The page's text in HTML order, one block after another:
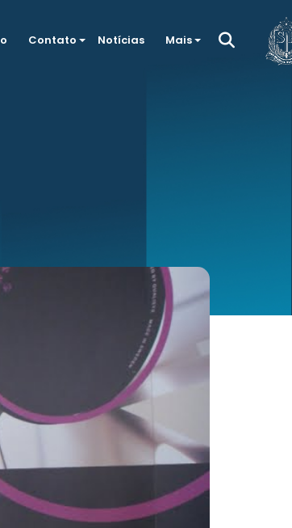
Contato Notícias Mais